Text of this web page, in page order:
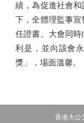
績，為促進社會
下，全體理監事
任證書。大會同時
利是，並向該會
獎」，場面溫馨。
香港大公